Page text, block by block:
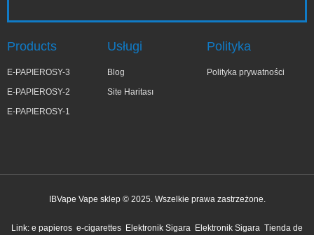
Products
E-PAPIEROSY-3
E-PAPIEROSY-2
E-PAPIEROSY-1
Usługi
Blog
Site Haritası
Polityka
Polityka prywatności
IBVape Vape sklep © 2025. Wszelkie prawa zastrzeżone.
Link: e papieros e-cigarettes Elektronik Sigara Elektronik Sigara Tienda de